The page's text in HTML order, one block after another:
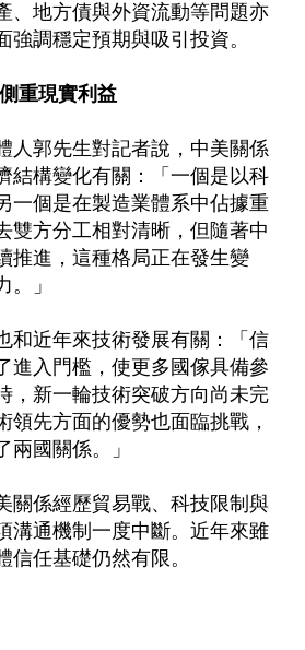
、地方債與外資流動等問題亦
強調穩定預期與吸引投資。
重現實利益
人郭先生對記者說，中美關係
結構變化有關：「一個是以科
一個是在製造業體系中佔據重
雙方分工相對清晰，但隨著中
推進，這種格局正在發生變
」
和近年來技術發展有關：「信
進入門檻，使更多國傢具備參
，新一輪技術突破方向尚未完
領先方面的優勢也面臨挑戰，
兩國關係。」
關係經歷貿易戰、科技限制與
溝通機制一度中斷。近年來雖
信任基礎仍然有限。